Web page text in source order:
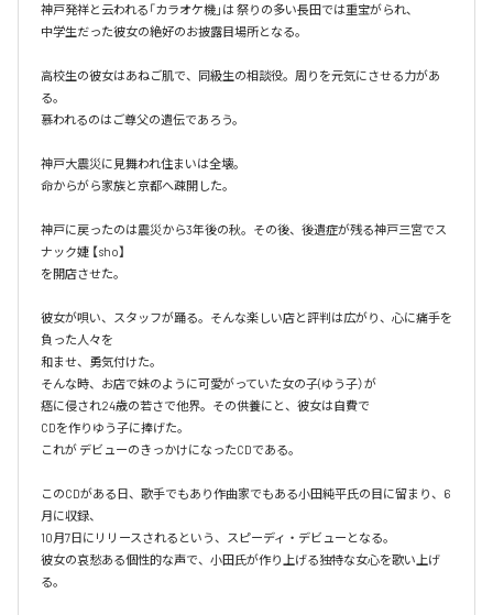
神戸発祥と云われる「カラオケ機｣は 祭りの多い長田では重宝がられ、
中学生だった彼女の絶好のお披露目場所となる。
高校生の彼女はあねご肌で、同級生の相談役。周りを元気にさせる力があ
る。
慕われるのはご尊父の遺伝であろう。
神戸大震災に見舞われ住まいは全壊。
命からがら家族と京都へ疎開した。
神戸に戻ったのは震災から3年後の秋。その後、後遺症が残る神戸三宮でス
ナック婕 【sho】
を開店させた。
彼女が唄い、スタッフが踊る。そんな楽しい店と評判は広がり、心に痛手を
負った人々を
和ませ、勇気付けた。
そんな時、お店で妹のように可愛がっていた女の子(ゆう子）が
癌に侵され24歳の若さで他界。その供養にと、彼女は自費で
CDを作りゆう子に捧げた。
これが デビューのきっかけになったCDである。
このCDがある日、歌手でもあり作曲家でもある小田純平氏の目に留まり、6
月に収録、
10月7日にリリースされるという、スピーディ・デビューとなる。
彼女の哀愁ある個性的な声で、小田氏が作り上げる独特な女心を歌い上げ
る。